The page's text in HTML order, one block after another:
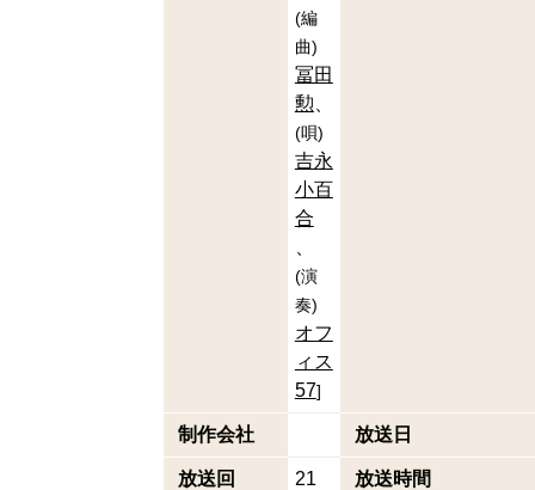
(編
曲)
冨田
勲
(唄)
吉永
小百
合
(演
奏)
オフ
ィス
57]
制作会社 放送日
放送回 21 放送時間